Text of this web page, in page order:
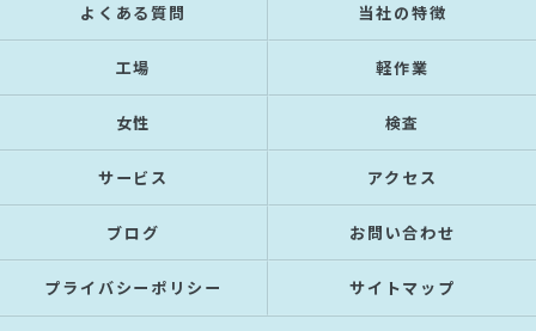
よくある質問 当社の特徴
工場 軽作業
女性 検査
サービス アクセス
ブログ お問い合わせ
プライバシーポリシー サイトマップ